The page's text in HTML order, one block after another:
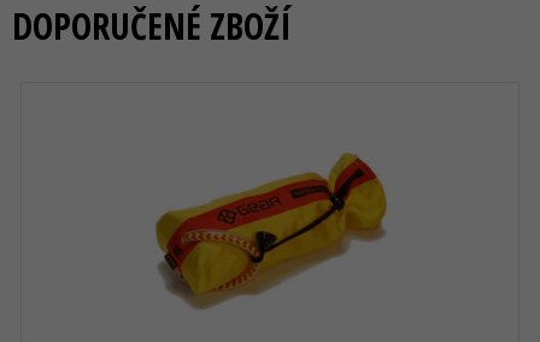
DOPORUČENÉ ZBOŽÍ